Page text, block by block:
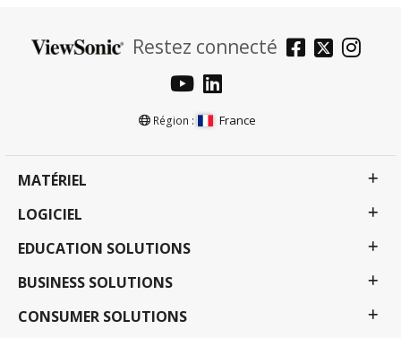
Restez connecté
Région : France
MATÉRIEL
LOGICIEL
EDUCATION SOLUTIONS
BUSINESS SOLUTIONS
CONSUMER SOLUTIONS